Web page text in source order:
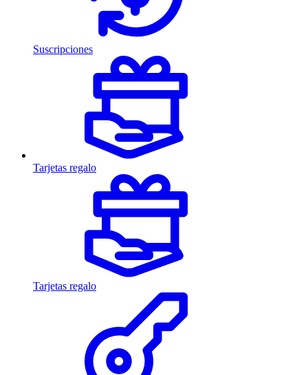
Suscripciones
Tarjetas regalo
Tarjetas regalo